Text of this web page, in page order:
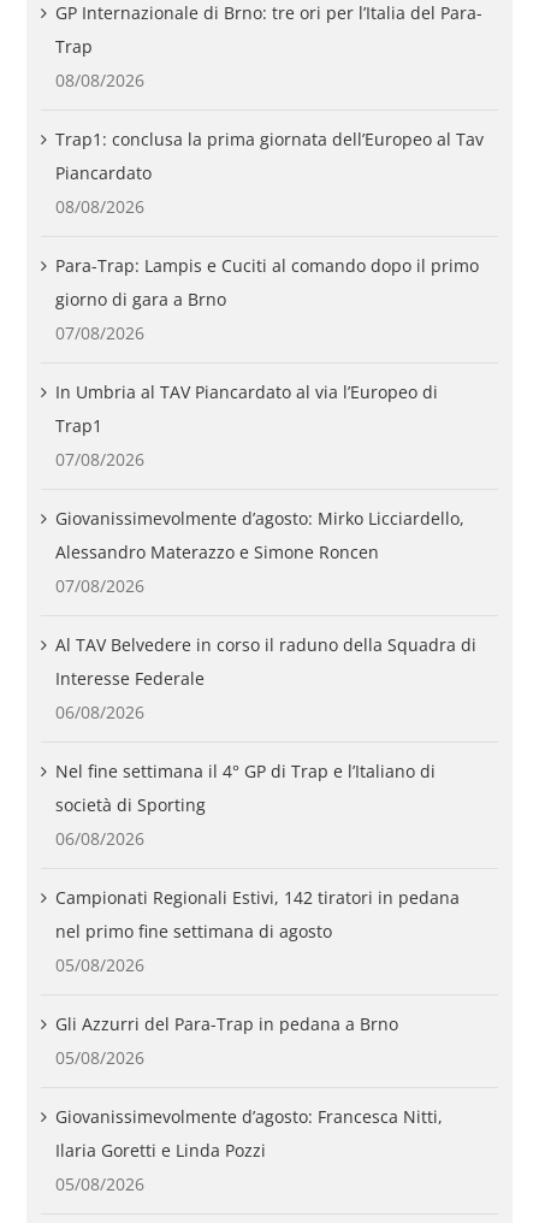
GP Internazionale di Brno: tre ori per l’Italia del Para-
Trap
08/08/2026
Trap1: conclusa la prima giornata dell’Europeo al Tav
Piancardato
08/08/2026
Para-Trap: Lampis e Cuciti al comando dopo il primo
giorno di gara a Brno
07/08/2026
In Umbria al TAV Piancardato al via l’Europeo di
Trap1
07/08/2026
Giovanissimevolmente d’agosto: Mirko Licciardello,
Alessandro Materazzo e Simone Roncen
07/08/2026
Al TAV Belvedere in corso il raduno della Squadra di
Interesse Federale
06/08/2026
Nel fine settimana il 4° GP di Trap e l’Italiano di
società di Sporting
06/08/2026
Campionati Regionali Estivi, 142 tiratori in pedana
nel primo fine settimana di agosto
05/08/2026
Gli Azzurri del Para-Trap in pedana a Brno
05/08/2026
Giovanissimevolmente d’agosto: Francesca Nitti,
Ilaria Goretti e Linda Pozzi
05/08/2026